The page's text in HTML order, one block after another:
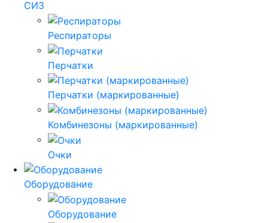
СИЗ
Респираторы
Перчатки
Перчатки (маркированные)
Комбинезоны (маркированные)
Очки
Оборудование
Оборудование